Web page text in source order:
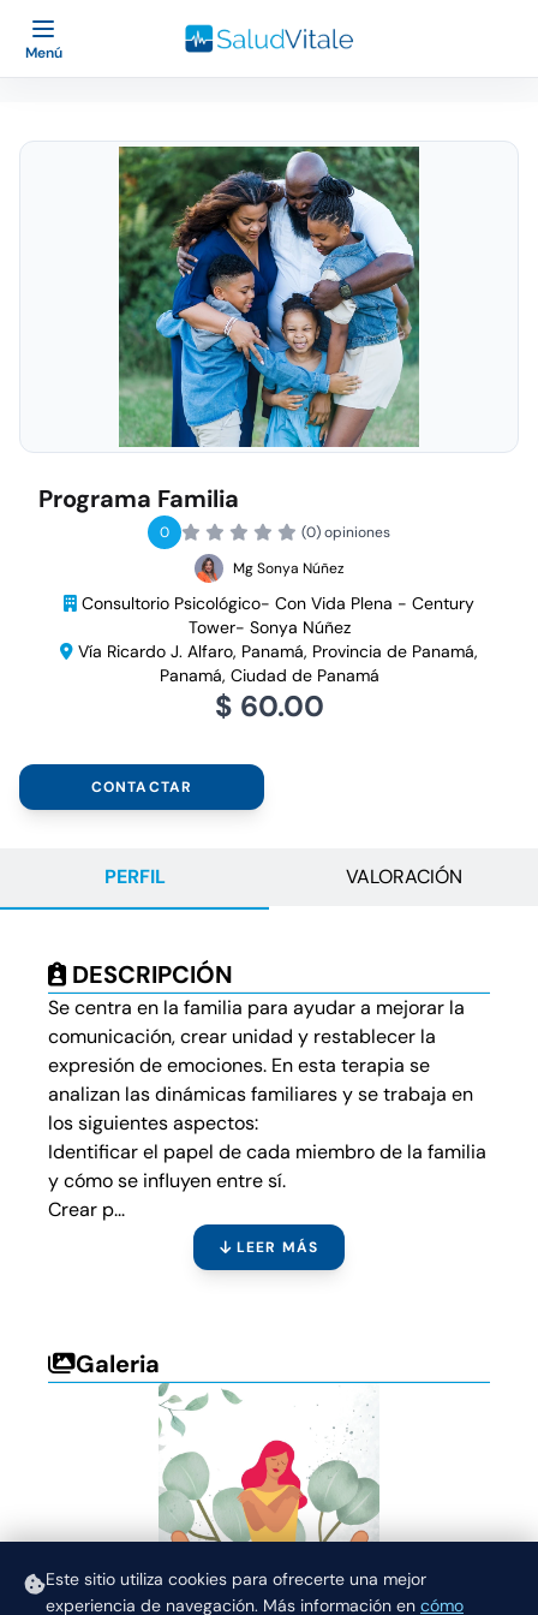
Este sitio utiliza cookies para ofrecerte una mejor
experiencia de navegación. Más información en cómo
Menú
Programa Familia
0
(0) opiniones
Mg Sonya Núñez
Consultorio Psicológico- Con Vida Plena - Century
Tower- Sonya Núñez
Vía Ricardo J. Alfaro, Panamá, Provincia de Panamá,
Panamá, Ciudad de Panamá
$ 60.00
CONTACTAR
PERFIL VALORACIÓN
DESCRIPCIÓN
Se centra en la familia para ayudar a mejorar la
comunicación, crear unidad y restablecer la
expresión de emociones. En esta terapia se
analizan las dinámicas familiares y se trabaja en
los siguientes aspectos:
Identificar el papel de cada miembro de la familia
y cómo se influyen entre sí.
Crear p...
LEER MÁS
Galeria